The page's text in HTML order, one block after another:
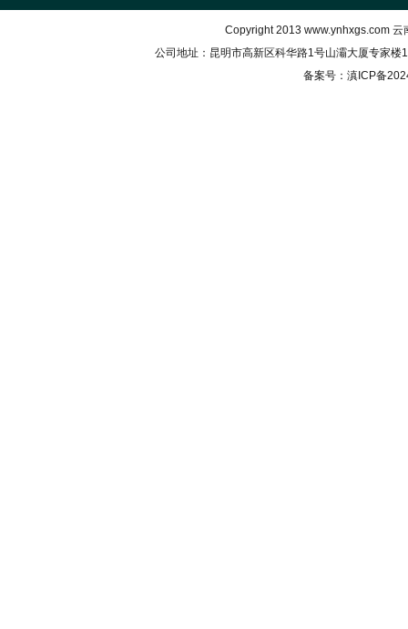
Copyright 2013 www.ynhxgs.com云
公司地址：昆明市高新区科华路1号山灞大厦专家
备案号： 滇ICP备